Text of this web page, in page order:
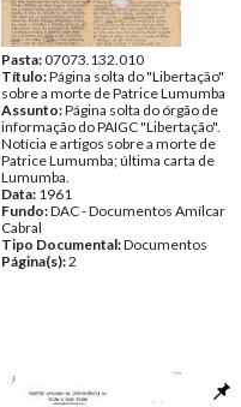
Pasta:07073.132.010
Título:Página solta do "Libertação"
sobre a morte de Patrice Lumumba
Assunto:Página solta do órgão de
informação do PAIGC "Libertação".
Notícia e artigos sobre a morte de
Patrice Lumumba; última carta de
Lumumba.
Data: 1961
Fundo:DAC - Documentos Amílcar
Cabral
Tipo Documental:Documentos
Página(s):2